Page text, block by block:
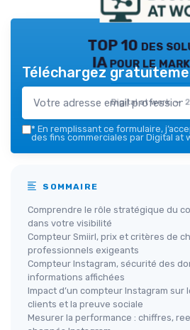
TOP 10 des
IA pour le
Digital at work —
Téléchargez
* En remplissant ce formulaire,
des fins commerciales par Digital at
SOMMAIRE
Comprendre le rôle stratégique du
dans votre visibilité
Compteur Smiirl, prix et critères de
professionnels exigeants
Compteur Instagram, sécurité des
informations affichées
Impact d’un compteur Instagram sur
clients et la preuve sociale
Mesurer la performance : chiffres,